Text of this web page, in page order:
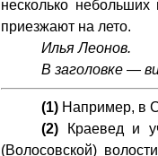
несколько
приезжают на лето.
Илья Леонов.
В заголовке —
(1) Например, в
(2) Краевед и
(Волосовской)